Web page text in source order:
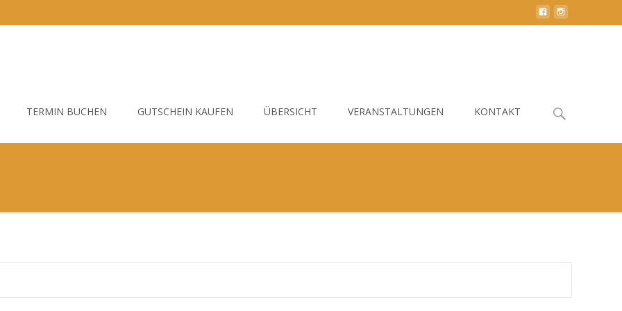
TERMIN BUCHEN GUTSCHEIN KAUFEN ÜBERSICHT VERANSTALTUNGEN KONTAKT
Search